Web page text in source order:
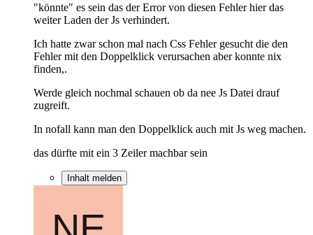
"könnte" es sein das der Error von diesen Fehler hier das
weiter Laden der Js verhindert.
Ich hatte zwar schon mal nach Css Fehler gesucht die den
Fehler mit den Doppelklick verursachen aber konnte nix
finden,.
Werde gleich nochmal schauen ob da nee Js Datei drauf
zugreift.
In nofall kann man den Doppelklick auch mit Js weg machen.
das dürfte mit ein 3 Zeiler machbar sein
Inhalt melden